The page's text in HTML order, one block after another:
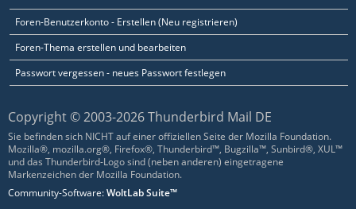
Foren-Benutzerkonto - Erstellen (Neu registrieren)
Foren-Thema erstellen und bearbeiten
Passwort vergessen - neues Passwort festlegen
Copyright © 2003-2026 Thunderbird Mail DE
Sie befinden sich NICHT auf einer offiziellen Seite der Mozilla Foundation.
Mozilla®, mozilla.org®, Firefox®, Thunderbird™, Bugzilla™, Sunbird®, XUL™
und das Thunderbird-Logo sind (neben anderen) eingetragene
Markenzeichen der Mozilla Foundation.
Community-Software:WoltLab Suite™